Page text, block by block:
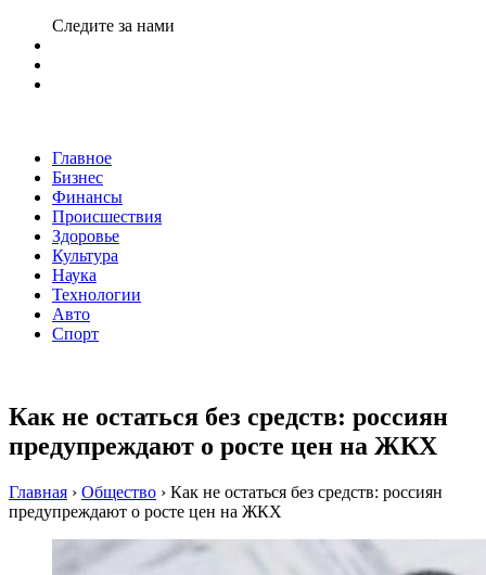
Следите за нами
Главное
Бизнес
Финансы
Происшествия
Здоровье
Культура
Наука
Технологии
Авто
Спорт
Как не остаться без средств: россиян
предупреждают о росте цен на ЖКХ
Главная › Общество › Как не остаться без средств: россиян
предупреждают о росте цен на ЖКХ